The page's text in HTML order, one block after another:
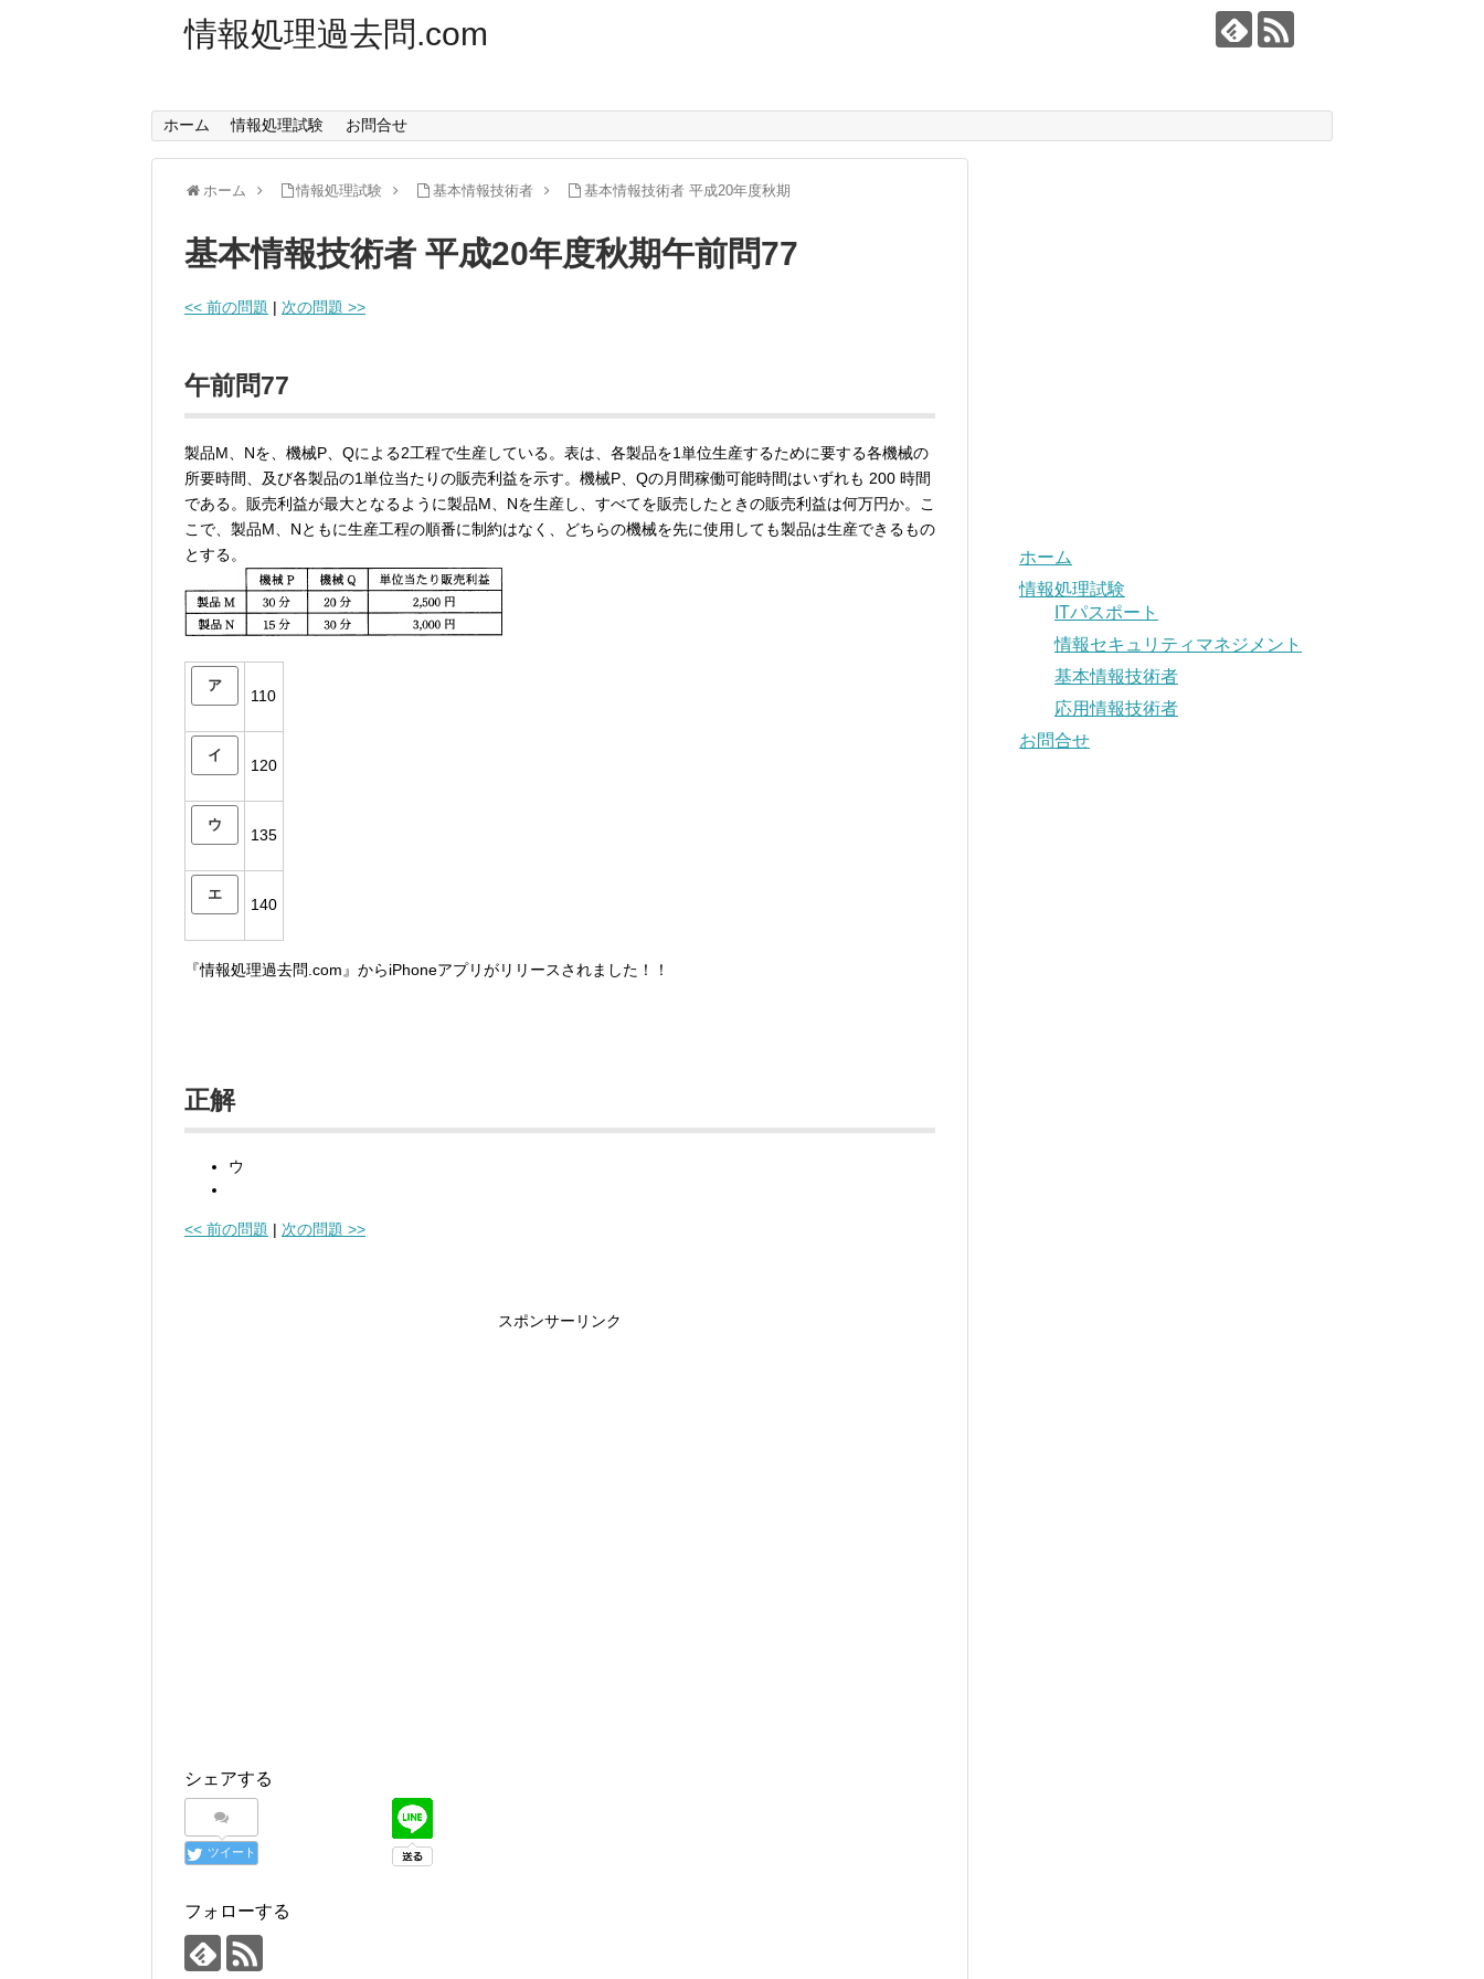
情報処理過去問.com
ホーム 情報処理試験 お問合せ
ホーム 情報処理試験 基本情報技術者 基本情報技術者 平成20年度秋期
基本情報技術者 平成20年度秋期午前問77
<< 前の問題 | 次の問題 >>
午前問77
製品M、Nを、機械P、Qによる2工程で生産している。表は、各製品を1単位生産するために要する各機械の
所要時間、及び各製品の1単位当たりの販売利益を示す。機械P、Qの月間稼働可能時間はいずれも 200 時間
である。販売利益が最大となるように製品M、Nを生産し、すべてを販売したときの販売利益は何万円か。こ
こで、製品M、Nともに生産工程の順番に制約はなく、どちらの機械を先に使用しても製品は生産できるもの
とする。
ア
110
イ
120
ウ
135
エ
140
『情報処理過去問.com』からiPhoneアプリがリリースされました！！
正解
ウ
<< 前の問題 | 次の問題 >>
スポンサーリンク
シェアする
ツイート
フォローする
ホーム
情報処理試験
ITパスポート
情報セキュリティマネジメント
基本情報技術者
応用情報技術者
お問合せ